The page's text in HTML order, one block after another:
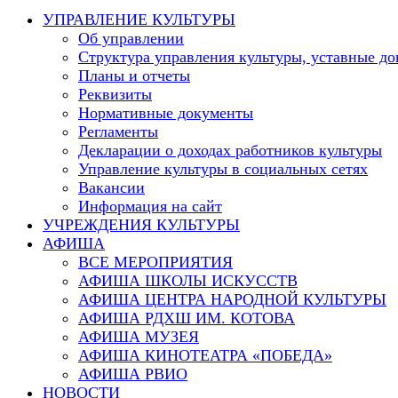
websiteУПРАВЛЕНИЕ КУЛЬТУРЫ
Об управлении
Структура управления культуры, уставные
Планы и отчеты
Реквизиты
Нормативные документы
Регламенты
Декларации о доходах работников культуры
Управление культуры в социальных сетях
Вакансии
Информация на сайт
УЧРЕЖДЕНИЯ КУЛЬТУРЫ
АФИША
ВСЕ МЕРОПРИЯТИЯ
АФИША ШКОЛЫ ИСКУССТВ
АФИША ЦЕНТРА НАРОДНОЙ КУЛЬТУРЫ
АФИША РДХШ ИМ. КОТОВА
АФИША МУЗЕЯ
АФИША КИНОТЕАТРА «ПОБЕДА»
АФИША РВИО
НОВОСТИ